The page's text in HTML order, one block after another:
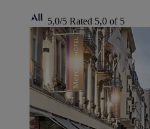
5,0/5 Rated 5,0 of 5